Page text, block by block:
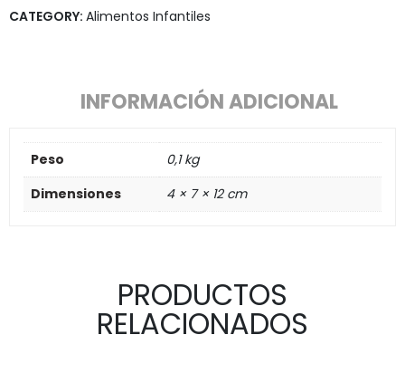
CATEGORY: Alimentos Infantiles
INFORMACIÓN ADICIONAL
Peso
0,1 kg
Dimensiones
4 × 7 × 12 cm
PRODUCTOS
RELACIONADOS